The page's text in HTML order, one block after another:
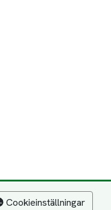
Cookieinställningar